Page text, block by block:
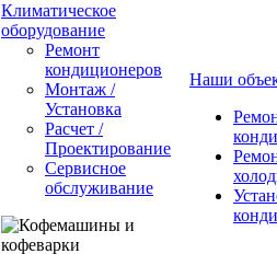
Климатическое
оборудование
Ремонт
кондиционеров
Монтаж /
Установка
Расчет /
Проектирование
Сервисное
обслуживание
Наши